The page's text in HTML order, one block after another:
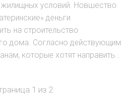
жилищных условий. Новшество
деньги
на строительство
дома. Согласно действующим
которые хотят направить...
1 из 2